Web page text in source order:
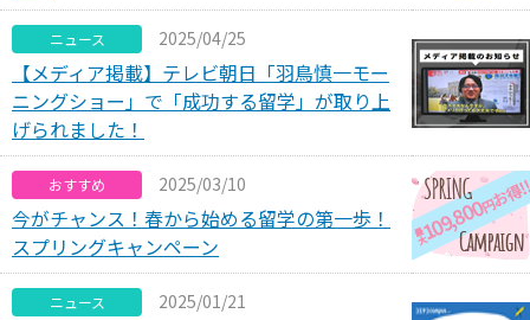
ニュース 2025/04/25
【メディア掲載】テレビ朝日「羽鳥慎一モー
ニングショー」で「成功する留学」が取り上
げられました！
おすすめ 2025/03/10
今がチャンス！春から始める留学の第一歩！
スプリングキャンペーン
ニュース 2025/01/21